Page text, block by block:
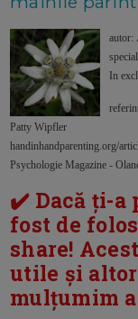
autor:
In
Patty Wipfler
handinhandparenting.org/
Psychologie Magazine -
✔️ Dacă ți-a
fost de
share!
utile și
mulțumim